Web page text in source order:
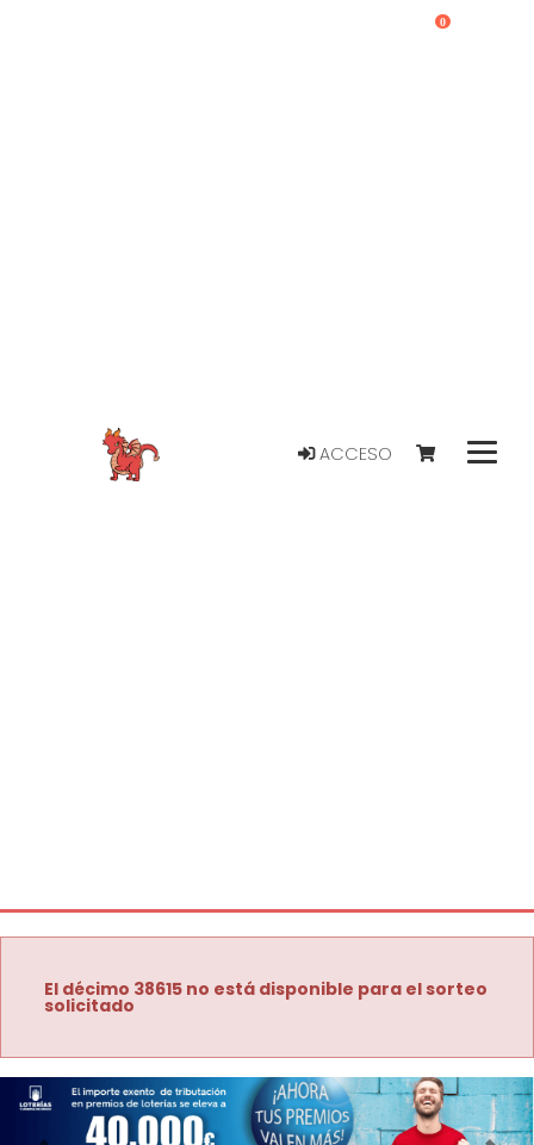
ACCESO
0
El décimo 38615 no está disponible para el sorteo
solicitado